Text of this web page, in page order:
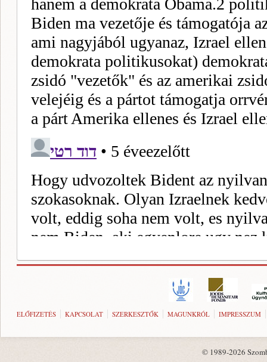
ELŐFIZETÉS KAPCSOLAT SZERKESZTŐK MAGUNKRÓL IMPRESSZUM
© 1989-2026